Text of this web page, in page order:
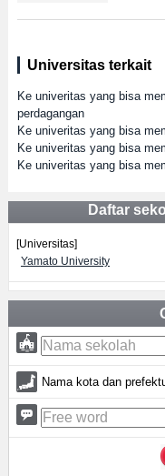
Universitas terkait
Ke univeritas yang bisa
perdagangan
Ke univeritas yang bisa
Ke univeritas yang bisa
Ke univeritas yang bisa
Daftar
[Universitas]
Yamato University
Nama kota dan